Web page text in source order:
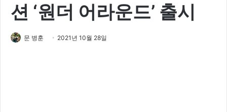
션 ‘원더 어라운드’ 출시
문 병훈 2021년 10월 28일